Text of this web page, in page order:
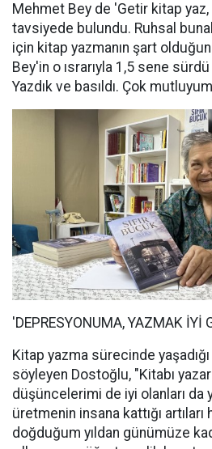
Mehmet Bey de 'Getir kitap yaz,
tavsiyede bulundu. Ruhsal
için kitap yazmanın şart
Bey'in o ısrarıyla 1,5 sene sürdü
Yazdık ve basıldı. Çok
'DEPRESYONUMA, YAZMAK İYİ
Kitap yazma sürecinde yaşadığı
söyleyen Dostoğlu, "Kitabı
düşüncelerimi de iyi olanları da
üretmenin insana kattığı
doğduğum yıldan günümüze